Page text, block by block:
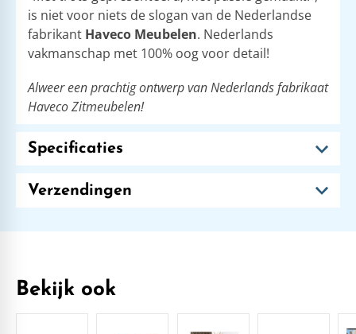
is niet voor niets de slogan van de Nederlandse
fabrikant Haveco Meubelen. Nederlands
vakmanschap met 100% oog voor detail!
Alweer een prachtig ontwerp van Nederlands fabrikaat
Haveco Zitmeubelen!
Specificaties
Verzendingen
Bekijk ook